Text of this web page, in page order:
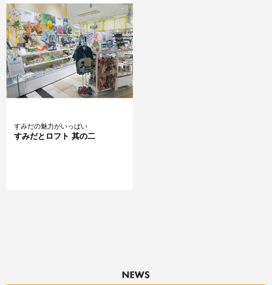
すみだの魅力がいっぱい
すみだとロフト 其の二